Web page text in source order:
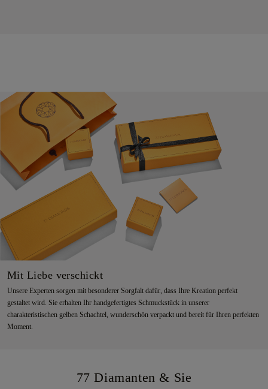
Mit Liebe verschickt
Unsere Experten sorgen mit besonderer Sorgfalt dafür, dass Ihre Kreation perfekt
gestaltet wird. Sie erhalten Ihr handgefertigtes Schmuckstück in unserer
charakteristischen gelben Schachtel, wunderschön verpackt und bereit für Ihren perfekten
Moment.
77 Diamanten & Sie